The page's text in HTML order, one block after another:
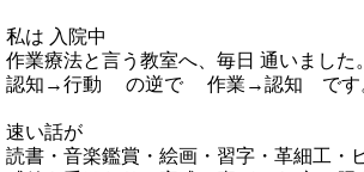
私は 入院中
作業療法と言う教室へ、毎日 通いました。
認知→行動 の逆で 作業→認知 です
速い話が
読書・音楽鑑賞・絵画・習字・革細工・